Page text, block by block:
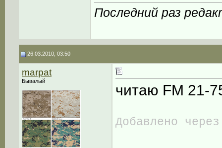
Последний раз
26.03.2010, 03:50
marpat
Бывалый
читаю FM 21-
Добавлено